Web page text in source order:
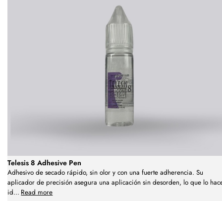
Telesis 8 Adhesive Pen
Adhesivo de secado rápido, sin olor y con una fuerte adherencia. Su
aplicador de precisión asegura una aplicación sin desorden, lo que lo
id... Read more